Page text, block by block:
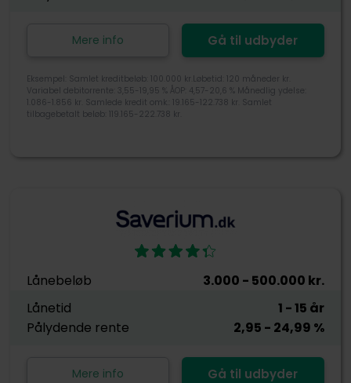
Mere info Gå til udbyder
Eksempel: Samlet kreditbeløb: 100.000 kr.Løbetid: 120 måneder kr.
Variabel debitorrente: 3,55-19,95 % ÅOP: 4,57-20,6 % Månedlig ydelse:
1.086-1.856 kr. Samlede kredit omk.: 19.165-122.738 kr. Samlet
tilbagebetalt beløb: 119.165-222.738 kr.
Lånebeløb 3.000 - 500.000 kr.
Lånetid
1 - 15 år
Pålydende rente
2,95 - 24,99 %
Mere info Gå til udbyder